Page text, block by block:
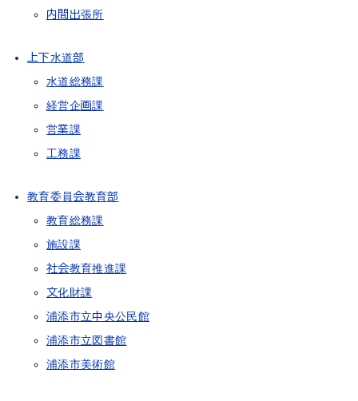
内間出張所
上下水道部
水道総務課
経営企画課
営業課
工務課
教育委員会教育部
教育総務課
施設課
社会教育推進課
文化財課
浦添市立中央公民館
浦添市立図書館
浦添市美術館